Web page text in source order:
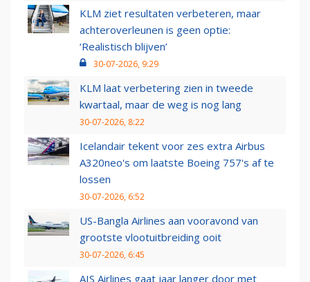
KLM ziet resultaten verbeteren, maar
achteroverleunen is geen optie:
‘Realistisch blijven’
30-07-2026, 9:29
KLM laat verbetering zien in tweede
kwartaal, maar de weg is nog lang
30-07-2026, 8:22
Icelandair tekent voor zes extra Airbus
A320neo's om laatste Boeing 757's af te
lossen
30-07-2026, 6:52
US-Bangla Airlines aan vooravond van
grootste vlootuitbreiding ooit
30-07-2026, 6:45
AIS Airlines gaat jaar langer door met